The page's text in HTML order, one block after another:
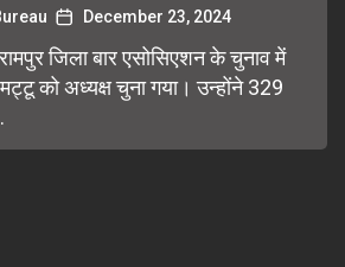
December 23, 2024
जिला बार एसोसिएशन के चुनाव में
को अध्यक्ष चुना गया। उन्होंने 329